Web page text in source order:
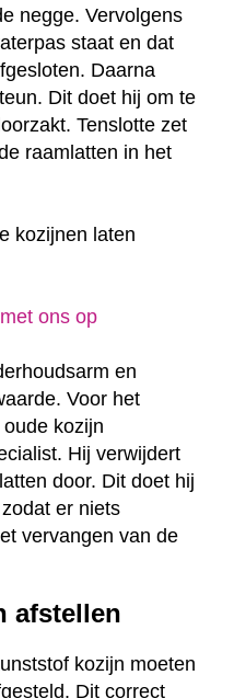
negge. Vervolgens
staat en dat
Daarna
Dit doet hij om te
Tenslotte zet
raamlatten in het
kozijnen laten
ons op
en
Voor het
kozijn
Hij verwijdert
door. Dit doet hij
er niets
vervangen van de
afstellen
kozijn moeten
Dit correct